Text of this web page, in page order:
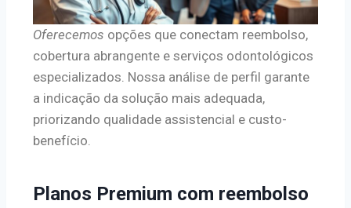
Oferecemos opções que conectam reembolso,
cobertura abrangente e serviços odontológicos
especializados. Nossa análise de perfil garante
a indicação da solução mais adequada,
priorizando qualidade assistencial e custo-
benefício.
Planos Premium com reembolso